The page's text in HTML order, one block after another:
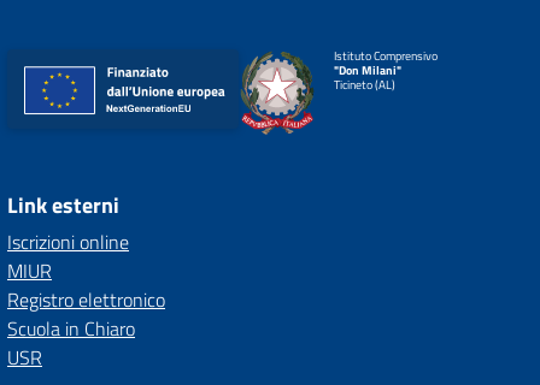
Istituto Comprensivo
"Don Milani"
Ticineto (AL)
Link esterni
Iscrizioni online
MIUR
Registro elettronico
Scuola in Chiaro
USR